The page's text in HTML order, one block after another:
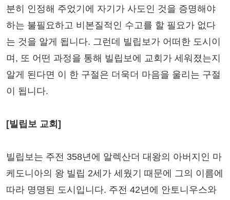
분히 인정해 주었기에 자기가 사도인 것을 증명해야
하는 불필요하고 비본질적인 수고를 할 필요가 없다
는 것을 알게 됩니다. 그런데 빌립보가 어떠한 도시이
며, 또 어떤 과정을 통해 빌립보에 교회가 세워졌는지
알게 된다면 이 한 구절은 더욱더 마음을 울리는 구절
이 됩니다.
[빌립보 교회]
빌립보는 주전 358년에 알렉산더 대왕의 아버지인 마
케도니아의 왕 빌립 2세가 세웠기 때문에 그의 이름에
따라 명명된 도시입니다. 주전 42년에 안토니우스와